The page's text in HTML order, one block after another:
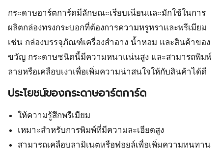
กระดาษอาร์ตการ์ดมีลักษณะเรียบเนียนและมักใช้ในการ
ผลิตกล่องทรงกระบอกที่ต้องการความหรูหราและพรีเมียม
เช่น กล่องบรรจุภัณฑ์เครื่องสำอาง น้ำหอม และสินค้าของ
ขวัญ กระดาษชนิดนี้มีความหนาแน่นสูง และสามารถพิมพ์
ลายหรือเคลือบเงาเพื่อเพิ่มความน่าสนใจให้กับสินค้าได้ดี
ประโยชน์ของกระดาษอาร์ตการ์ด
ให้ความรู้สึกพรีเมียม
เหมาะสำหรับการพิมพ์ที่มีความละเอียดสูง
สามารถเคลือบลามิเนตหรือฟอยล์เพื่อเพิ่มความทนทาน